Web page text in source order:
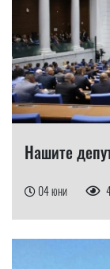
Нашите
04 юни